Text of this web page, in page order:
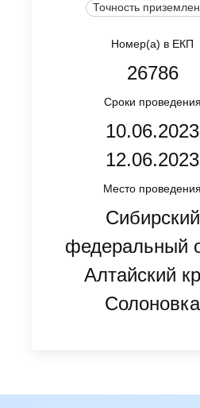
Точность
Номер(а) в ЕКП
26786
Сроки проведения
10.06.2023
12.06.2023
Место проведения
Сибирский
федеральный
Алтайский
Солоновка